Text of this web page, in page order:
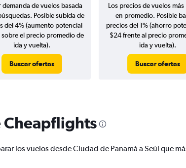
demanda de vuelos basada
Posible subida de
del 4% (aumento potencial
sobre el precio promedio de
ida y vuelta).
Buscar ofertas
Los precios de vuelos más
en promedio. Posible
precios del 1% (ahorro
$24 frente al precio
ida y vuelta).
Buscar ofertas
Cheapflights
los vuelos desde Ciudad de Panamá a Seúl que